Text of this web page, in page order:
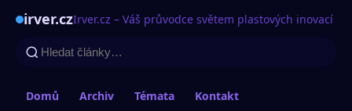
irver.czIrver.cz – Váš průvodce světem plastových inovací
Domů Archiv Témata
Kontakt